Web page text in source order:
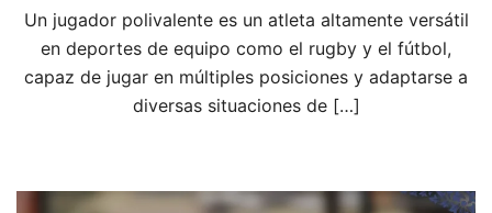
Un jugador polivalente es un atleta altamente versátil
en deportes de equipo como el rugby y el fútbol,
capaz de jugar en múltiples posiciones y adaptarse a
diversas situaciones de […]